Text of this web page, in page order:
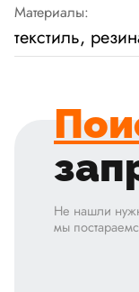
Материалы:
текстиль,
Не нашли
мы